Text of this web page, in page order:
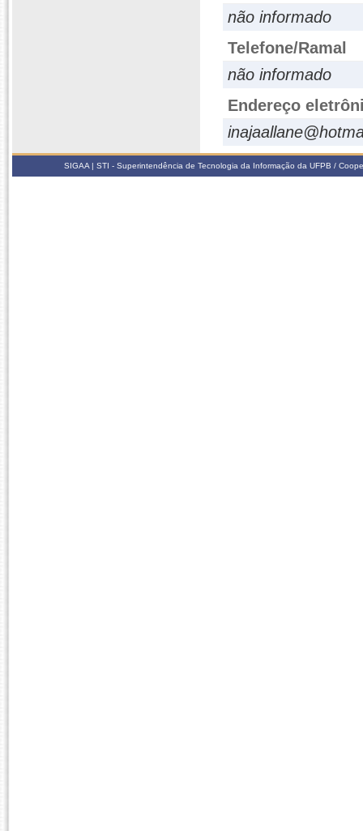
não informado
Telefone/Ramal
não informado
Endereço
SIGAA | STI - Superintendência de Tecnologia da Informação da UFPB /